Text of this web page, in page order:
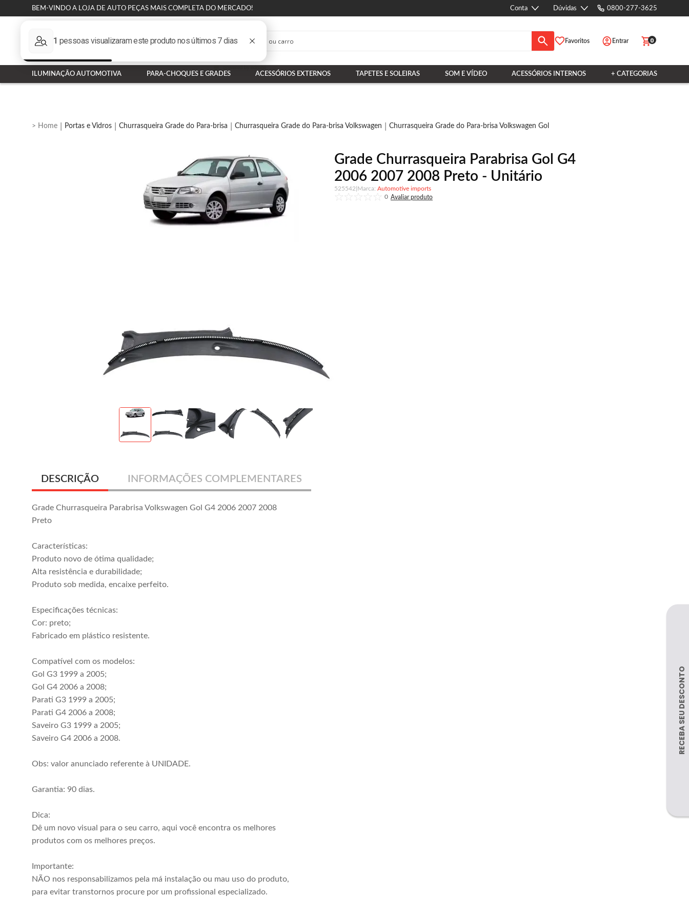
BEM-VINDO A LOJA DE AUTO PEÇAS MAIS COMPLETA DO MERCADO! Conta Dúvidas 0800-277-3625
Favoritos Entrar 0
ILUMINAÇÃO AUTOMOTIVA PARA-CHOQUES E GRADES ACESSÓRIOS EXTERNOS TAPETES E SOLEIRAS SOM E VÍDEO ACESSÓRIOS INTERNOS + CATEGORIAS
Portas e Vidros Churrasqueira Grade do Para-brisa Churrasqueira Grade do Para-brisa Volkswagen Churrasqueira Grade do Para-brisa Volkswagen Gol
Grade Churrasqueira Parabrisa Gol G4
2006 2007 2008 Preto - Unitário
525542
Automotive imports
0
DESCRIÇÃO INFORMAÇÕES COMPLEMENTARES
Grade Churrasqueira Parabrisa Volkswagen Gol G4 2006 2007 2008
Preto
Características:
Produto novo de ótima qualidade;
Alta resistência e durabilidade;
Produto sob medida, encaixe perfeito.
Especificações técnicas:
Cor: preto;
Fabricado em plástico resistente.
Compatível com os modelos:
Gol G3 1999 a 2005;
Gol G4 2006 a 2008;
Parati G3 1999 a 2005;
Parati G4 2006 a 2008;
Saveiro G3 1999 a 2005;
Saveiro G4 2006 a 2008.
Obs: valor anunciado referente à UNIDADE.
Garantia: 90 dias.
Dica:
Dê um novo visual para o seu carro, aqui você encontra os melhores
produtos com os melhores preços.
Importante:
NÃO nos responsabilizamos pela má instalação ou mau uso do produto,
para evitar transtornos procure por um profissional especializado.